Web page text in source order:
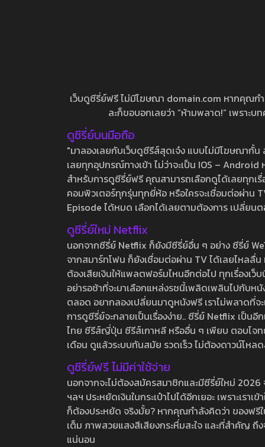
เว็บดูซีรี่ย์ฟรี ไม่มีโฆษณา domain.com หากคุณก
ละก็ขอบอกเลยว่า “ห้ามพลาด!” เพราะ
ดูซีรี่ย์บนมือถือ
"มาลองเลยกับเว็บดูซีรีส์สุดเจ๋ง แบบไม่มีโฆษณากั้
เลยทุกอุปกรณ์ทางเข้า ไม่ว่าจะเป็น IOS –
สำหรับการดูซีรี่ย์ฟรี คุณสามารถเลือกดูได้เลยทุกเ
คอมพิวเตอร์ทุกรุ่นทุกยี่ห้อ หรือใครจะเชื่อมต่อผ่าน
Episode ได้หมด เลือกได้เลยตามต้องการ เปลี่ยน
ดูซีรี่ย์ใหม่ Netflix
นอกจากซีรี่ย์ Netflix ก็ยังมีซีรี่ย์อื่น ๆ อย่าง ซีรี่ย์
จากสมาร์ทโฟน ก็ยังเชื่อมต่อผ่าน TV ได้เลยไหลลื่
ต้องเสียเงินให้แพลตฟอร์มไหนอีกต่อไป ทุกเรื่องเว็
อย่ารอช้าที่จะมาเลือกแหล่งรชนี้เพลิดเพลินไปกับห
ตลอด อยากลองเปลี่ยนมาดูหนังฟรี เราไม่พลาดที่
การดูซีรี่ย์จะกลายเป็นเรื่องง่าย.. ซีรี่ย์ Netflix เป็น
ไทย ซีรีส์ญี่ปุ่น ซีรีส์เกาหลี หรืออื่น ๆ เพียบ ตอบโจท
เดือน ดูแล้วระบบทันสมัย รวดเร็ว ไม่ต้องดาวน์โห
ดูซีรี่ย์ฟรี ไม่มีค่าใช้จ่าย
นอกจากจะไม่ต้องสมัครสมาชิกและมีซีรี่ย์ใหม่
ฯลฯ ประหยัดเงินในกระเป๋าไปได้อีกเยอะ เพราะเร
ก็ต้องประหยัด จริงมั้ย? หากคุณกำลังคิดว่า ของฟ
เต็ม ภาพสวยแสงสีเสียงกระหึ่มสะใจ และที่สำคัญ
แน่นอน